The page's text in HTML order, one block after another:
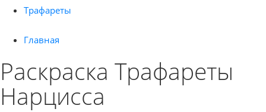
Трафареты
Главная
Раскраска Трафареты
Нарцисса